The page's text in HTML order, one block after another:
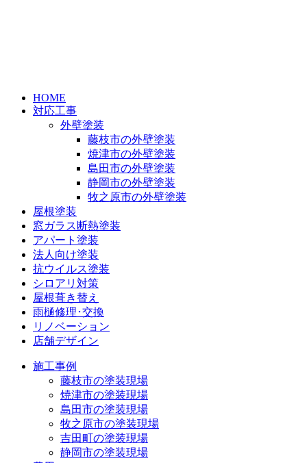
HOME
対応工事
外壁塗装
藤枝市の外壁塗装
焼津市の外壁塗装
島田市の外壁塗装
静岡市の外壁塗装
牧之原市の外壁塗装
屋根塗装
窓ガラス断熱塗装
アパート塗装
法人向け塗装
抗ウイルス塗装
シロアリ対策
屋根葺き替え
雨樋修理･交換
リノベーション
店舗デザイン
施工事例
藤枝市の塗装現場
焼津市の塗装現場
島田市の塗装現場
牧之原市の塗装現場
吉田町の塗装現場
静岡市の塗装現場